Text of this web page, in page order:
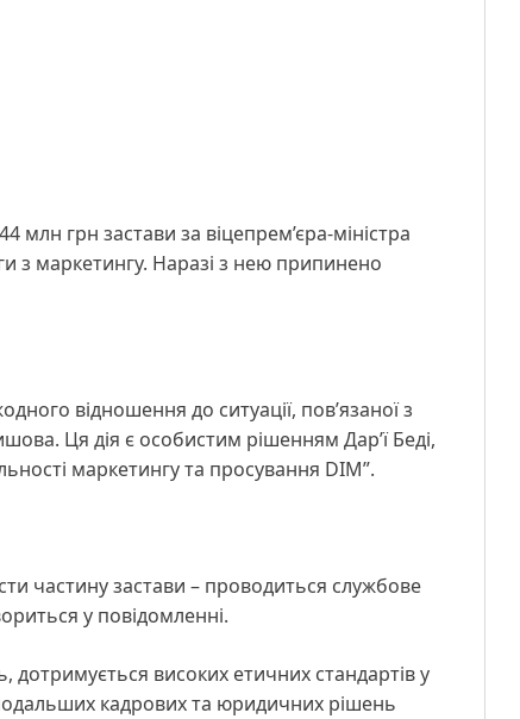
млн грн застави за віцепрем’єра-міністра
з маркетингу. Наразі з нею припинено
відношення до ситуації, пов’язаної з
Ця дія є особистим рішенням Дар’ї Беді,
маркетингу та просування DIM”.
частину застави – проводиться службове
у повідомленні.
дотримується високих етичних стандартів у
кадрових та юридичних рішень